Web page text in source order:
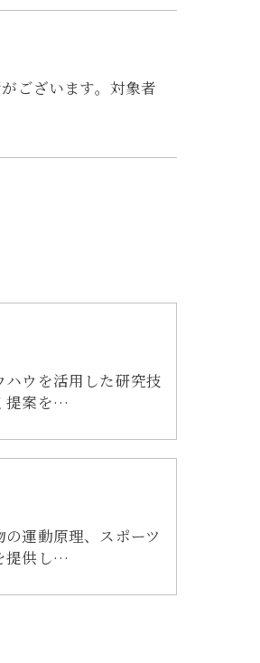
ございます。対象者
ウを活用した研究技
提案を…
運動原理、スポーツ
提供し…